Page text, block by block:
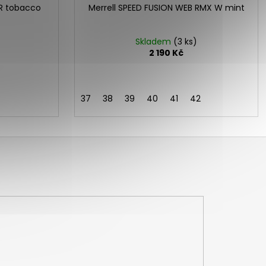
tobacco Merrell SPEED FUSION WEB RMX W mint
Skladem (3 ks)
2 190 Kč
37 38 39 40 41 42